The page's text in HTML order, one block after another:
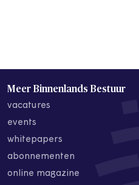
Meer Binnenlands Bestuur
vacatures
events
whitepapers
abonnementen
online magazine